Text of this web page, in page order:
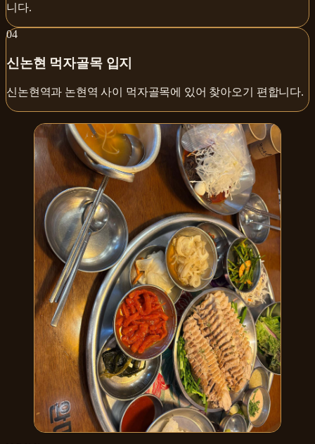
니다.
04
신논현 먹자골목 입지
신논현역과 논현역 사이 먹자골목에 있어 찾아오기 편합니다.